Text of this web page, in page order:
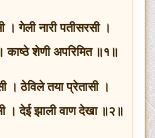
। गेली नारी पतीसरसी ।
शेणी अपरिमित ॥१॥
। ठेविले तया प्रेतासी ।
। देई झाली वाण देखा ॥२॥